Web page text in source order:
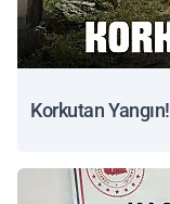
Korkutan Yangın!